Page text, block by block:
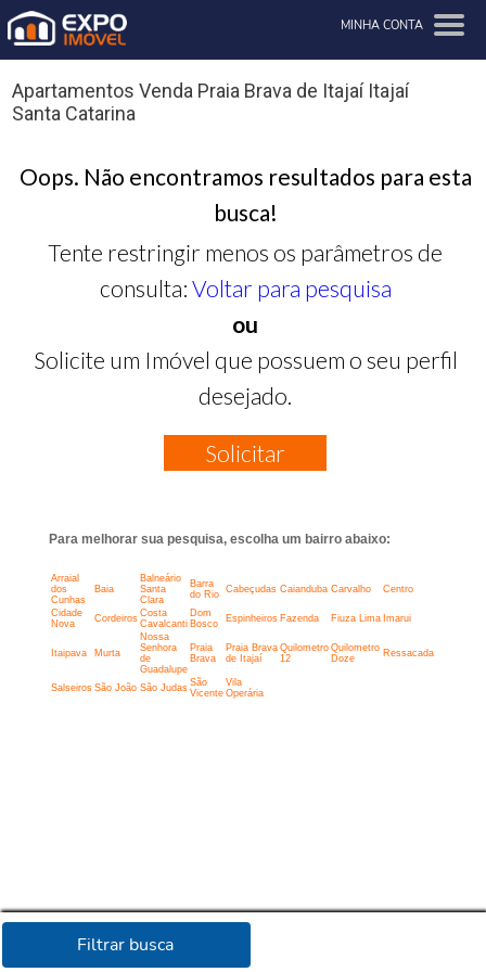
MINHA CONTA
Filtrar busca
Apartamentos Venda Praia Brava de Itajaí Itajaí
Santa Catarina
Oops. Não encontramos resultados para esta
busca!
Tente restringir menos os parâmetros de
consulta: Voltar para pesquisa
ou
Solicite um Imóvel que possuem o seu perfil
desejado.
Solicitar
Para melhorar sua pesquisa, escolha um bairro abaixo:
Arraial
dos
Cunhas
Baia
Balneário
Santa
Clara
Barra
do Rio
Cabeçudas Caianduba Carvalho Centro
Cidade
Nova
Cordeiros Costa
Cavalcanti
Dom
Bosco
Espinheiros Fazenda Fiuza Lima Imarui
Itaipava Murta
Nossa
Senhora
de
Guadalupe
Praia
Brava
Praia Brava
de Itajaí
Quilometro
12
Quilometro
Doze
Ressacada
Salseiros São João São Judas São
Vicente
Vila
Operária